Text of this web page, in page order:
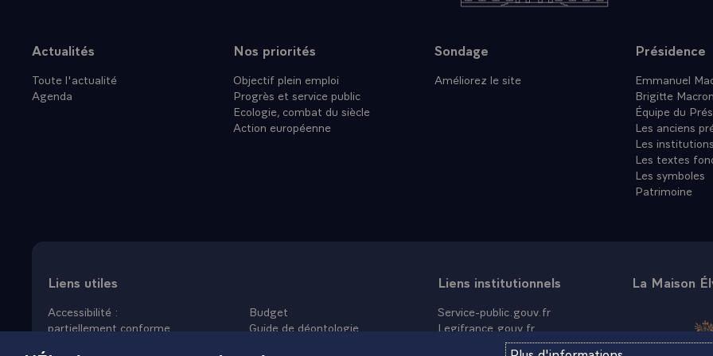
Plan du site
Actualités
Toute l'actualité
Agenda
Nos priorités
Objectif plein emploi
Progrès et service public
Ecologie, combat du siècle
Action européenne
Sondage
Améliorez le site
Présidence
Emmanuel
Brigitte Macron
Équipe du
Les anciens
Les institutions
Les textes
Les symboles
Patrimoine
Liens utiles
Accessibilité :
partiellement conforme
Budget
Guide de déontologie
Liens institutionnels
Service-public.gouv.fr
Legifrance.gouv.fr
La Maison